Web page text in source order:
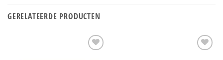
GERELATEERDE PRODUCTEN